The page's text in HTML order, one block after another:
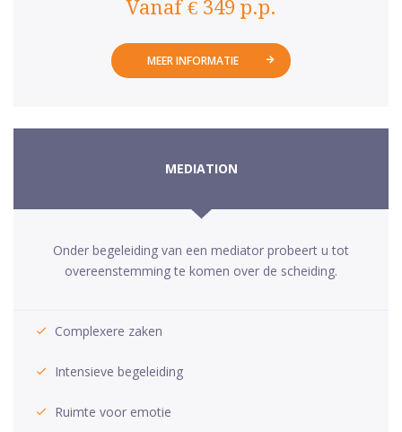
Vanaf € 349 p.p.
MEER INFORMATIE
MEDIATION
Onder begeleiding van een mediator probeert u tot
overeenstemming te komen over de scheiding.
Complexere zaken
Intensieve begeleiding
Ruimte voor emotie